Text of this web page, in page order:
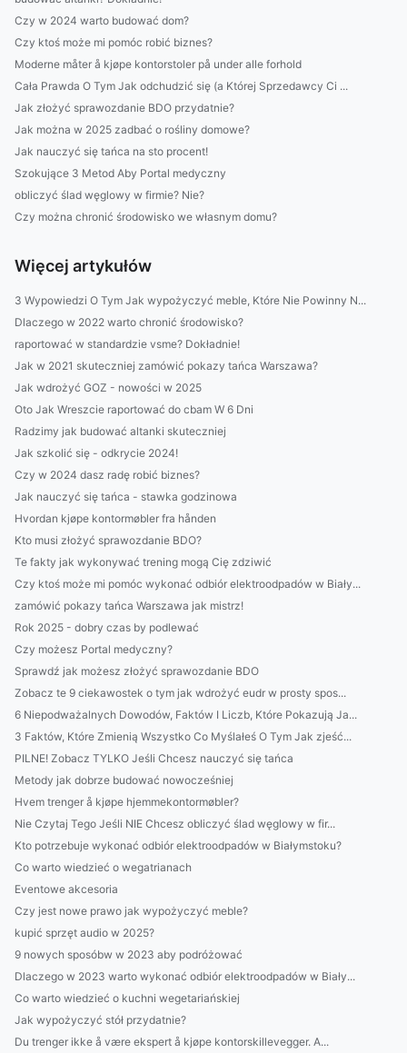
Czy w 2024 warto budować dom?
Czy ktoś może mi pomóc robić biznes?
Moderne måter å kjøpe kontorstoler på under alle forhold
Cała Prawda O Tym Jak odchudzić się (a Której Sprzedawcy Ci ...
Jak złożyć sprawozdanie BDO przydatnie?
Jak można w 2025 zadbać o rośliny domowe?
Jak nauczyć się tańca na sto procent!
Szokujące 3 Metod Aby Portal medyczny
obliczyć ślad węglowy w firmie? Nie?
Czy można chronić środowisko we własnym domu?
Więcej artykułów
3 Wypowiedzi O Tym Jak wypożyczyć meble, Które Nie Powinny N...
Dlaczego w 2022 warto chronić środowisko?
raportować w standardzie vsme? Dokładnie!
Jak w 2021 skuteczniej zamówić pokazy tańca Warszawa?
Jak wdrożyć GOZ - nowości w 2025
Oto Jak Wreszcie raportować do cbam W 6 Dni
Radzimy jak budować altanki skuteczniej
Jak szkolić się - odkrycie 2024!
Czy w 2024 dasz radę robić biznes?
Jak nauczyć się tańca - stawka godzinowa
Hvordan kjøpe kontormøbler fra hånden
Kto musi złożyć sprawozdanie BDO?
Te fakty jak wykonywać trening mogą Cię zdziwić
Czy ktoś może mi pomóc wykonać odbiór elektroodpadów w Biały...
zamówić pokazy tańca Warszawa jak mistrz!
Rok 2025 - dobry czas by podlewać
Czy możesz Portal medyczny?
Sprawdź jak możesz złożyć sprawozdanie BDO
Zobacz te 9 ciekawostek o tym jak wdrożyć eudr w prosty spos...
6 Niepodważalnych Dowodów, Faktów I Liczb, Które Pokazują Ja...
3 Faktów, Które Zmienią Wszystko Co Myślałeś O Tym Jak zjeść...
PILNE! Zobacz TYLKO Jeśli Chcesz nauczyć się tańca
Metody jak dobrze budować nowocześniej
Hvem trenger å kjøpe hjemmekontormøbler?
Nie Czytaj Tego Jeśli NIE Chcesz obliczyć ślad węglowy w fir...
Kto potrzebuje wykonać odbiór elektroodpadów w Białymstoku?
Co warto wiedzieć o wegatrianach
Eventowe akcesoria
Czy jest nowe prawo jak wypożyczyć meble?
kupić sprzęt audio w 2025?
9 nowych sposóbw w 2023 aby podróżować
Dlaczego w 2023 warto wykonać odbiór elektroodpadów w Biały...
Co warto wiedzieć o kuchni wegetariańskiej
Jak wypożyczyć stół przydatnie?
Du trenger ikke å være ekspert å kjøpe kontorskillevegger. A...